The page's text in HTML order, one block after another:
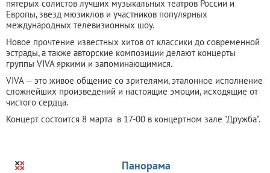
пятерых солистов лучших музыкальных театров России и
Европы, звезд мюзиклов и участников популярных
международных телевизионных шоу.
Новое прочтение известных хитов от классики до современной
эстрады, а также авторские композиции делают концерты
группы VIVA яркими и запоминающимися.
VIVA — это живое общение со зрителями, эталонное исполнение
сложнейших произведений и настоящие эмоции, исходящие от
чистого сердца.
Концерт состоится 8 марта в 17-00 в концертном зале "Дружба".
Панорама